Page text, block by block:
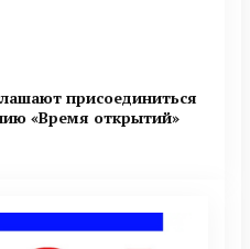
присоединиться
«Время открытий»